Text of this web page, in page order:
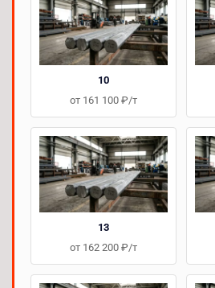
10
от 161 100 ₽/т
13
от 162 200 ₽/т